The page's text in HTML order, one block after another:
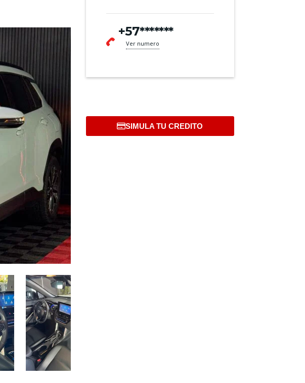
+57*******
Ver numero
SIMULA TU CREDITO